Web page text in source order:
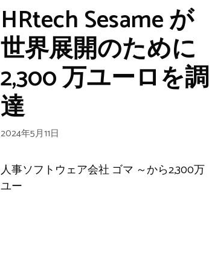
HRtech Sesame が
世界展開のために
2,300 万ユーロを調
達
2024年5月11日
人事ソフトウェア会社 ゴマ ～から2,300万
ユー